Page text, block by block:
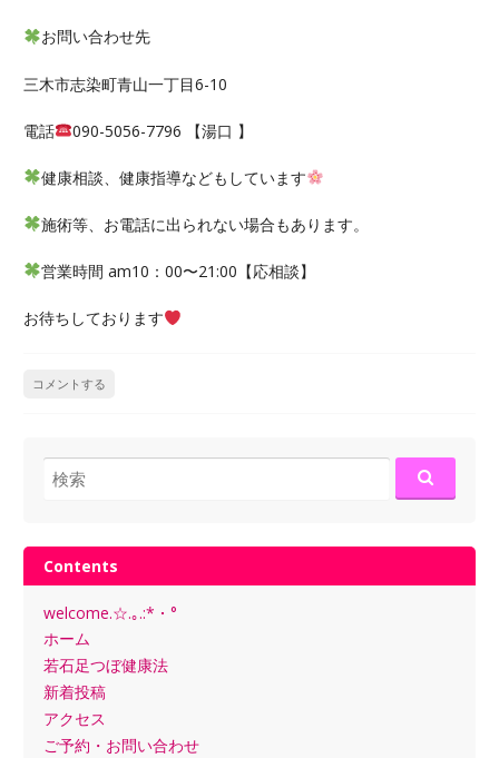
お問い合わせ先
三木市志染町青山一丁目6-10
電話 090-5056-7796 【湯口 】
健康相談、健康指導などもしています
施術等、お電話に出られない場合もあります。
営業時間 am10：00〜21:00【応相談】
お待ちしております
コメントする
検
索:
Contents
welcome.☆.｡.:*・°
ホーム
若石足つぼ健康法
新着投稿
アクセス
ご予約・お問い合わせ